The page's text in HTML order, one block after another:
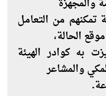
والمجهزة
تمكنهم من التعامل
الحالة،
به كوادر الهيئة
والمشاعر